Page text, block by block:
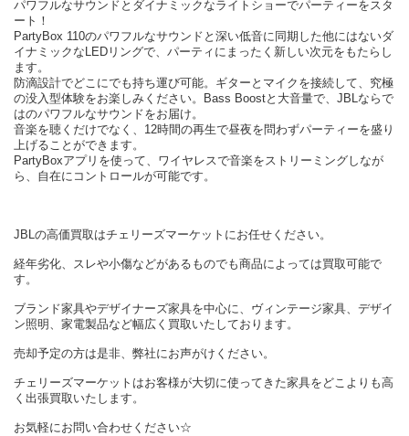
パワフルなサウンドとダイナミックなライトショーでパーティーをスタ
ート！
PartyBox 110のパワフルなサウンドと深い低音に同期した他にはないダ
イナミックなLEDリングで、パーティにまったく新しい次元をもたらし
ます。
防滴設計でどこにでも持ち運び可能。ギターとマイクを接続して、究極
の没入型体験をお楽しみください。Bass Boostと大音量で、JBLならで
はのパワフルなサウンドをお届け。
音楽を聴くだけでなく、12時間の再生で昼夜を問わずパーティーを盛り
上げることができます。
PartyBoxアプリを使って、ワイヤレスで音楽をストリーミングしなが
ら、自在にコントロールが可能です。
JBLの高価買取はチェリーズマーケットにお任せください。
経年劣化、スレや小傷などがあるものでも商品によっては買取可能で
す。
ブランド家具やデザイナーズ家具を中心に、ヴィンテージ家具、デザイ
ン照明、家電製品など幅広く買取いたしております。
売却予定の方は是非、弊社にお声がけください。
チェリーズマーケットはお客様が大切に使ってきた家具をどこよりも高
く出張買取いたします。
お気軽にお問い合わせください☆